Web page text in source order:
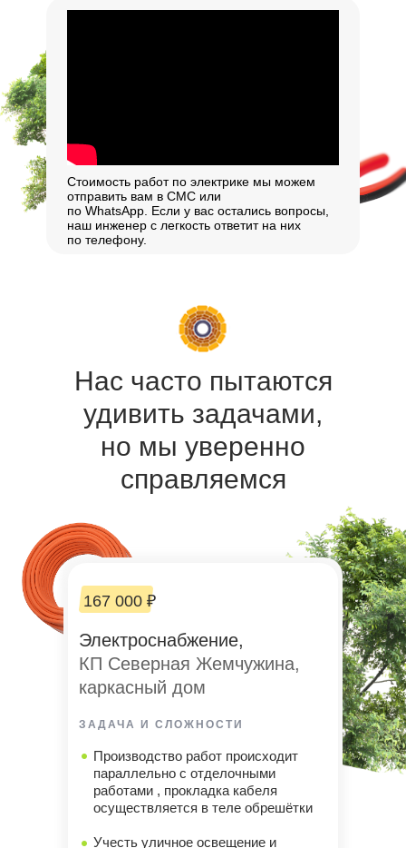
Стоимость работ по электрике мы можем
отправить вам в СМС или
по WhatsApp. Если у вас остались вопросы,
наш инженер с легкость ответит на них
по телефону.
Нас часто пытаются
удивить задачами,
но мы уверенно
справляемся
167 000 ₽
Электроснабжение,
КП Северная Жемчужина,
каркасный дом
ЗАДАЧА И СЛОЖНОСТИ
Производство работ происходит
параллельно с отделочными
работами , прокладка кабеля
осуществляется в теле обрешётки
Учесть уличное освещение и